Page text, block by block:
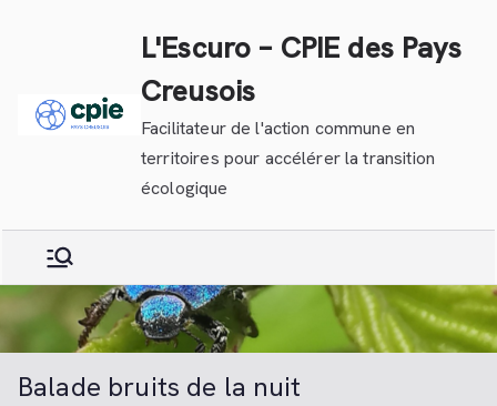
L'Escuro – CPIE des Pays
Creusois
Facilitateur de l'action commune en
territoires pour accélérer la transition
écologique
Balade bruits de la nuit